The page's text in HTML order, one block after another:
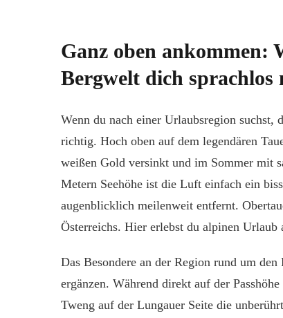
Ganz oben ankommen:
Bergwelt dich sprachlos
Wenn du nach einer Urlaubsregion suchst,
richtig. Hoch oben auf dem legendären
weißen Gold versinkt und im Sommer mit
Metern Seehöhe ist die Luft einfach ein
augenblicklich meilenweit entfernt.
Österreichs. Hier erlebst du alpinen
Das Besondere an der Region rund um
ergänzen. Während direkt auf der
Tweng auf der Lungauer Seite die